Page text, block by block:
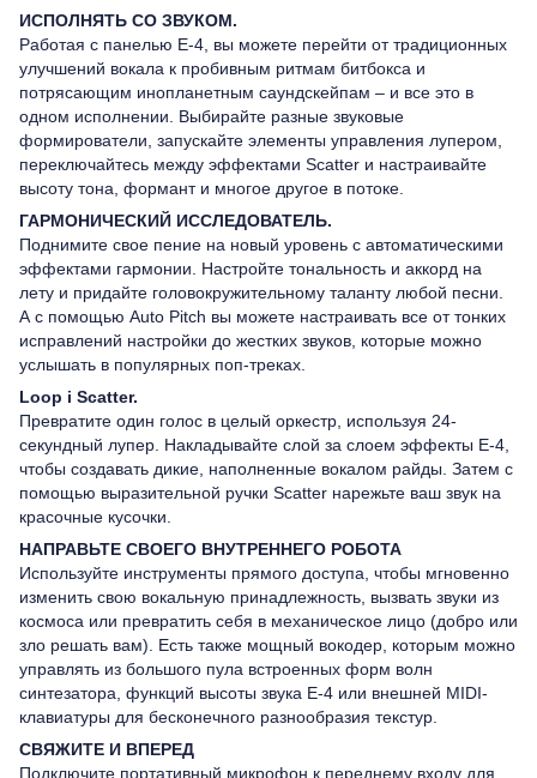
ИСПОЛНЯТЬ СО ЗВУКОМ.
Работая с панелью E-4, вы можете перейти от традиционных
улучшений вокала к пробивным ритмам битбокса и
потрясающим инопланетным саундскейпам – и все это в
одном исполнении. Выбирайте разные звуковые
формирователи, запускайте элементы управления лупером,
переключайтесь между эффектами Scatter и настраивайте
высоту тона, формант и многое другое в потоке.
ГАРМОНИЧЕСКИЙ ИССЛЕДОВАТЕЛЬ.
Поднимите свое пение на новый уровень с автоматическими
эффектами гармонии. Настройте тональность и аккорд на
лету и придайте головокружительному таланту любой песни.
А с помощью Auto Pitch вы можете настраивать все от тонких
исправлений настройки до жестких звуков, которые можно
услышать в популярных поп-треках.
Loop і Scatter.
Превратите один голос в целый оркестр, используя 24-
секундный лупер. Накладывайте слой за слоем эффекты E-4,
чтобы создавать дикие, наполненные вокалом райды. Затем с
помощью выразительной ручки Scatter нарежьте ваш звук на
красочные кусочки.
НАПРАВЬТЕ СВОЕГО ВНУТРЕННЕГО РОБОТА
Используйте инструменты прямого доступа, чтобы мгновенно
изменить свою вокальную принадлежность, вызвать звуки из
космоса или превратить себя в механическое лицо (добро или
зло решать вам). Есть также мощный вокодер, которым можно
управлять из большого пула встроенных форм волн
синтезатора, функций высоты звука E-4 или внешней MIDI-
клавиатуры для бесконечного разнообразия текстур.
СВЯЖИТЕ И ВПЕРЕД
Подключите портативный микрофон к переднему входу для